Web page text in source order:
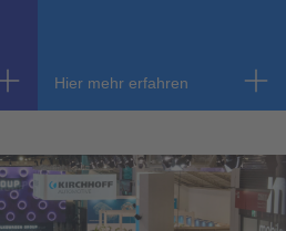
Hier mehr erfahren